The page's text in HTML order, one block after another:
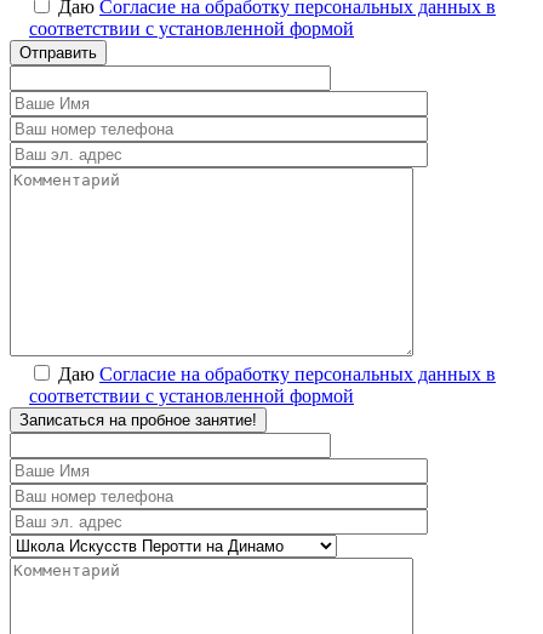
Даю Согласие на обработку персональных данных в
соответствии с установленной формой
Отправить
Даю Согласие на обработку персональных данных в
соответствии с установленной формой
Записаться на пробное занятие!